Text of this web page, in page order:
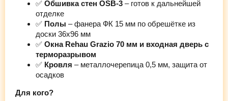
✅ Обшивка стен OSB-3 – готов к дальнейшей
отделке
✅ Полы – фанера ФК 15 мм по обрешётке из
доски 36х96 мм
✅ Окна Rehau Grazio 70 мм и входная дверь с
терморазрывом
✅ Кровля – металлочерепица 0,5 мм, защита от
осадков
Для кого?